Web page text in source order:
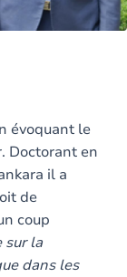
évoquant le
Doctorant en
il a
de
coup
sur la
dans les